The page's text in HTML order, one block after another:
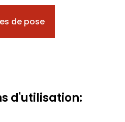
de pose
d'utilisation: